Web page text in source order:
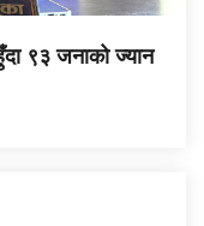
९३ जनाको ज्यान